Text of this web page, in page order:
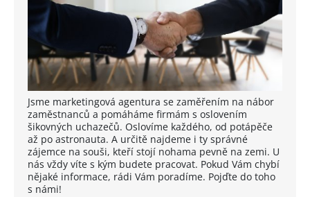
Jsme marketingová agentura se zaměřením na nábor
zaměstnanců a pomáháme firmám s oslovením
šikovných uchazečů. Oslovíme každého, od potápěče
až po astronauta. A určitě najdeme i ty správné
zájemce na souši, kteří stojí nohama pevně na zemi. U
nás vždy víte s kým budete pracovat. Pokud Vám chybí
nějaké informace, rádi Vám poradíme. Pojďte do toho
s námi!